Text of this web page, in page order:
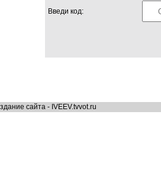
Введи код:
сайта - IVEEV.tvvot.ru